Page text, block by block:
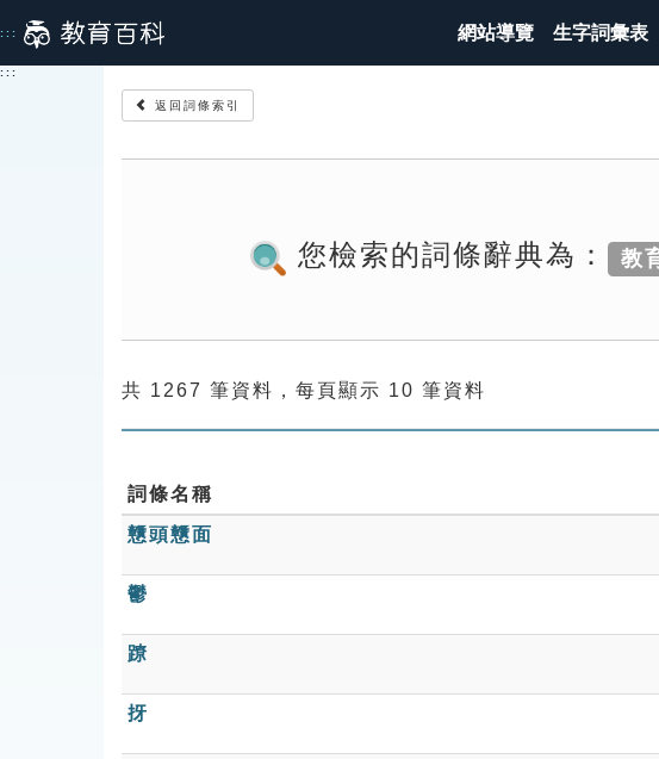
到
主
::: 網站導覽 生字詞彙表
:::
返回詞條索引
您檢索的詞條辭典為： 教
共 1267 筆資料，每頁顯示 10 筆資料
詞條名稱
戇頭戇面
鬱
蹽
㧎